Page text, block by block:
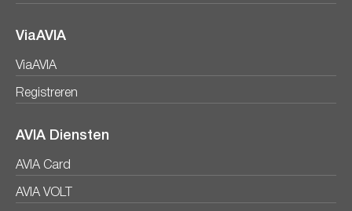
ViaAVIA
ViaAVIA
Registreren
AVIA Diensten
AVIA Card
AVIA VOLT